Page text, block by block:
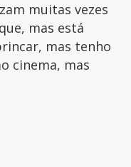
muitas vezes
mas está
mas tenho
cinema, mas